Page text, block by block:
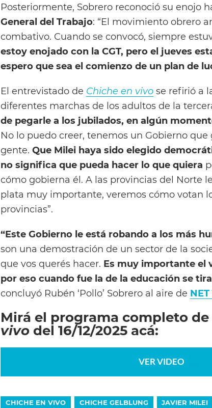
Posteriormente, Sobrero reconoció su enojo
General del Trabajo: “El movimiento obrero
combativo. Cuando se convocó, siempre
estoy enojado con la CGT, pero el jueves
espero que sea el comienzo de un plan de
El entrevistado de Chiche en vivo se refirió a
diferentes marchas de los adultos de la
de pegarle a los jubilados, en algún
No lo puedo creer, tenemos un Gobierno
gente. Que Milei haya sido elegido
no significa que pueda hacer lo que quiera
cómo gobierna él. A las provincias del Norte
plata muy importante, veremos cómo votan
provincias”.
“Este Gobierno le está robando a los más
son una demostración de un sector de la
que vos querés hacer. Es muy importante el
por eso cuando fue la de la educación se
concluyó Rubén ‘Pollo’ Sobrero al aire de NET
Mirá el programa completo de
vivo del 16/12/2025 acá:
VER VIDEO
CHICHE EN VIVO CHICHE GELBLUNG JAVIER MILEI